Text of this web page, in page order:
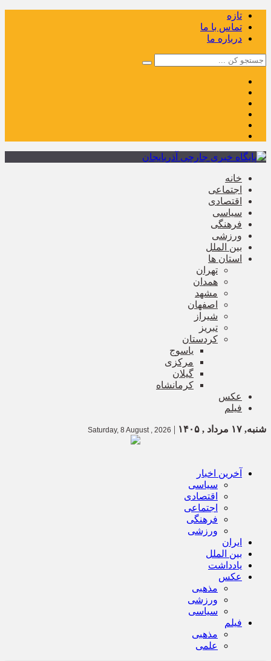
تازه
تماس با ما
درباره ما
خانه
اجتماعی
اقتصادی
سیاسی
فرهنگی
ورزشی
بین الملل
استان ها
تهران
همدان
مشهد
اصفهان
شیراز
تبریز
کردستان
یاسوج
مرکزی
گیلان
کرمانشاه
عکس
فیلم
شنبه, ۱۷ مرداد , ۱۴۰۵ |
Saturday, 8 August , 2026
آخرین اخبار
سیاسی
اقتصادی
اجتماعی
فرهنگی
ورزشی
ایران
بین الملل
یادداشت
عکس
مذهبی
ورزشی
سیاسی
فیلم
مذهبی
علمی